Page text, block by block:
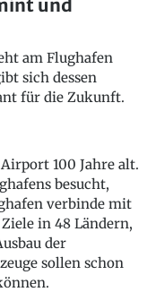
und
am Flughafen
sich dessen
für die Zukunft.
100 Jahre alt.
besucht,
verbinde mit
in 48 Ländern,
der
sollen schon